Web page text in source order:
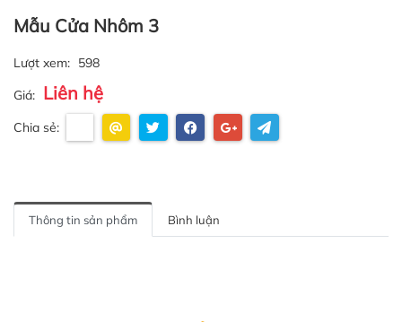
Mẫu Cửa Nhôm 3
Lượt xem: 598
Giá: Liên hệ
Chia sẻ:
Thông tin sản phẩm Bình luận